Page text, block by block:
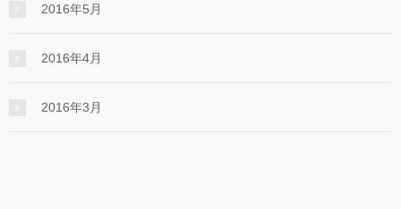
2016年5月
2016年4月
2016年3月